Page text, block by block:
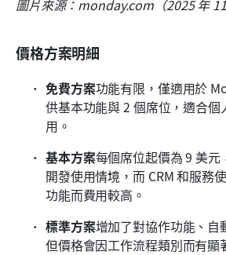
圖片來源：monday.com（2025 年 11
價格方案明細
免費方案功能有限，僅適用於
供基本功能與 2 個席位，適合
用。
基本方案每個席位起價為 9 美
開發使用情境，而 CRM 和服務
功能而費用較高。
標準方案增加了對協作功能、自
但價格會因工作流程類別而有顯